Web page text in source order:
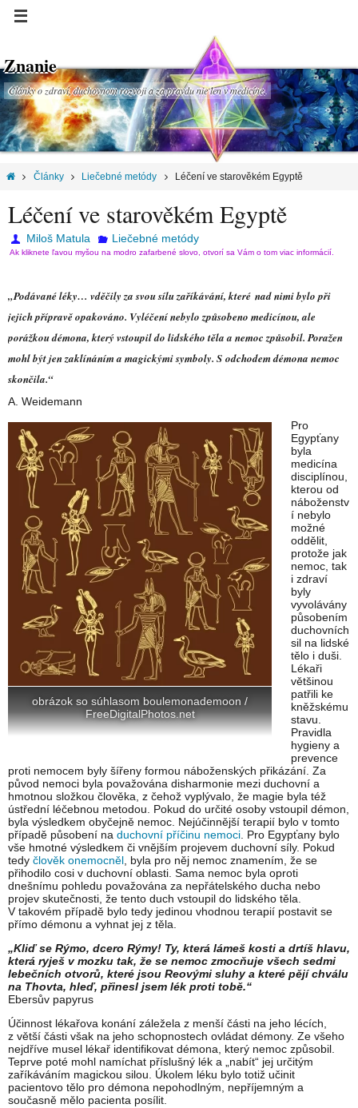
Znanie
Články o zdraví, duchovnom rozvoji a za pravdu nie len v medicíne.
Články Liečebné metódy Léčení ve starověkém Egyptě
Léčení ve starověkém Egyptě
Miloš Matula Liečebné metódy
Ak kliknete ľavou myšou na modro zafarbené slovo, otvorí sa Vám o tom viac informácií.
„Podávané léky… vděčily za svou sílu zaříkávání, které nad nimi bylo při
jejich přípravě opakováno. Vyléčení nebylo způsobeno medicínou, ale
porážkou démona, který vstoupil do lidského těla a nemoc způsobil. Poražen
mohl být jen zaklínáním a magickými symboly. S odchodem démona nemoc
skončila.“
A. Weidemann
obrázok so súhlasom boulemonademoon /
FreeDigitalPhotos.net
Pro
Egypťany
byla
medicína
disciplínou,
kterou od
náboženstv
í nebylo
možné
oddělit,
protože jak
nemoc, tak
i zdraví
byly
vyvolávány
působením
duchovních
sil na lidské
tělo i duši.
Lékaři
většinou
patřili ke
kněžskému
stavu.
Pravidla
hygieny a
prevence
proti nemocem byly šířeny formou náboženských přikázání. Za
původ nemoci byla považována disharmonie mezi duchovní a
hmotnou složkou člověka, z čehož vyplývalo, že magie byla též
ústřední léčebnou metodou. Pokud do určité osoby vstoupil démon,
byla výsledkem obyčejně nemoc. Nejúčinnější terapií bylo v tomto
případě působení na duchovní příčinu nemoci . Pro Egypťany bylo
vše hmotné výsledkem či vnějším projevem duchovní síly. Pokud
tedy člověk onemocněl , byla pro něj nemoc znamením, že se
přihodilo cosi v duchovní oblasti. Sama nemoc byla oproti
dnešnímu pohledu považována za nepřátelského ducha nebo
projev skutečnosti, že tento duch vstoupil do lidského těla.
V takovém případě bylo tedy jedinou vhodnou terapií postavit se
přímo démonu a vyhnat jej z těla.
„Kliď se Rýmo, dcero Rýmy! Ty, která lámeš kosti a drtíš hlavu,
která ryješ v mozku tak, že se nemoc zmocňuje všech sedmi
lebečních otvorů, které jsou Reovými sluhy a které pějí chválu
na Thovta, hleď, přinesl jsem lék proti tobě.“
Ebersův papyrus
Účinnost lékařova konání záležela z menší části na jeho lécích,
z větší části však na jeho schopnostech ovládat démony. Ze všeho
nejdříve musel lékař identifikovat démona, který nemoc způsobil.
Teprve poté mohl namíchat příslušný lék a „nabít“ jej určitým
zaříkáváním magickou silou. Úkolem léku bylo totiž učinit
pacientovo tělo pro démona nepohodlným, nepříjemným a
současně mělo pacienta posílit.